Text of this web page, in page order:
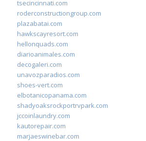
tsecincinnati.com
roderconstructiongroup.com
plazabatai.com
hawkscayresort.com
hellonquads.com
diarioanimales.com
decogaleri.com
unavozparadios.com
shoes-vert.com
elbotanicopanama.com
shadyoaksrockportrvpark.com
jccoinlaundry.com
kautorepair.com
marjaeswinebar.com